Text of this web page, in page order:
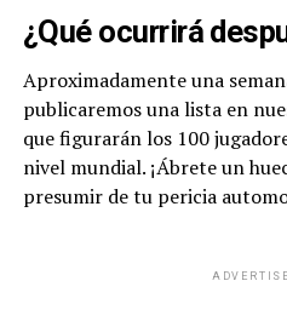
¿Qué ocurrirá
Aproximadamente una
publicaremos una lista en
que figurarán los 100
nivel mundial. ¡Ábrete un
presumir de tu pericia